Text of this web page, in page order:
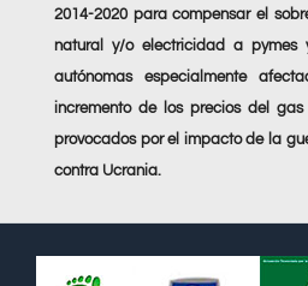
2014-2020 para compensar el
natural y/o electricidad a pymes
autónomas especialmente
incremento de los precios del
provocados por el impacto de la
contra Ucrania.